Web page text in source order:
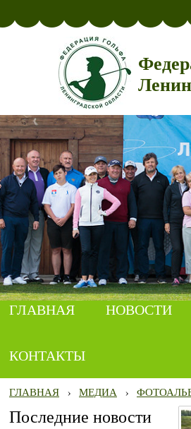
ГЛАВНАЯ НОВОСТИ
КОНТАКТЫ
ГЛАВНАЯ › МЕДИА ›
Последние новости